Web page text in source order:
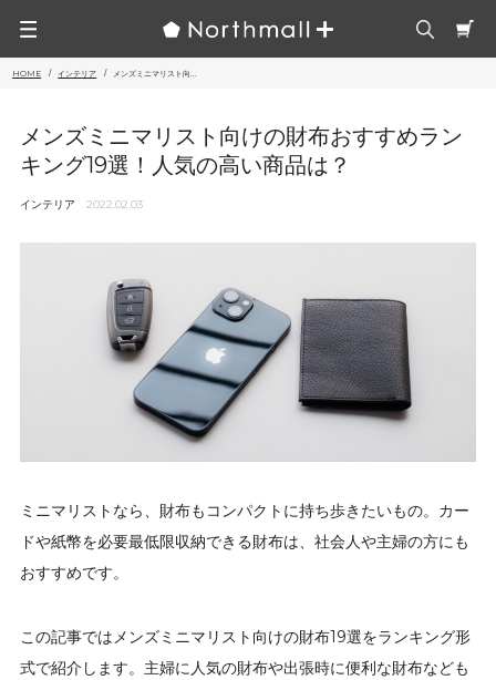
HOME インテリア メンズミニマリスト向...
メンズミニマリスト向けの財布おすすめラン
キング19選！人気の高い商品は？
インテリア 2022.02.03
ミニマリストなら、財布もコンパクトに持ち歩きたいもの。カー
ドや紙幣を必要最低限収納できる財布は、社会人や主婦の方にも
おすすめです。
この記事ではメンズミニマリスト向けの財布19選をランキング形
式で紹介します。主婦に人気の財布や出張時に便利な財布なども